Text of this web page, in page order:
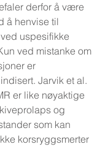
derfor å være
å henvise til
uspesifikke
ved mistanke om
er
Jarvik et al.
er like nøyaktige
og
som kan
korsryggsmerter